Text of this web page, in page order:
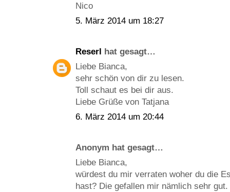
Nico
5. März 2014 um 18:27
Reserl hat gesagt…
Liebe Bianca,
sehr schön von dir zu lesen.
Toll schaut es bei dir aus.
Liebe Grüße von Tatjana
6. März 2014 um 20:44
Anonym hat gesagt…
Liebe Bianca,
würdest du mir verraten woher du die
hast? Die gefallen mir nämlich sehr gut.